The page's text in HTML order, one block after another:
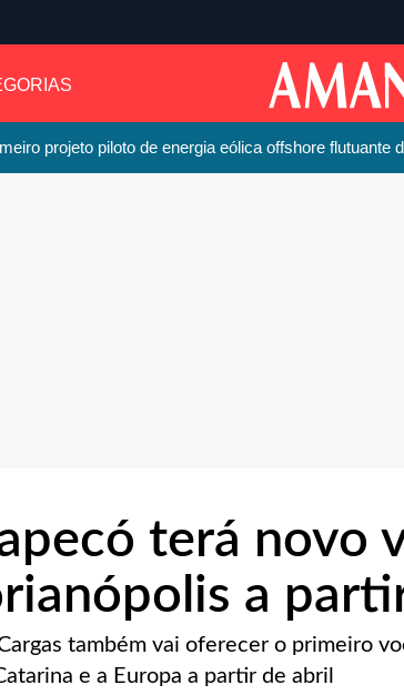
projeto piloto de energia eólica offshore flutuante
terá novo
a
também vai oferecer o primeiro
e a Europa a partir de abril